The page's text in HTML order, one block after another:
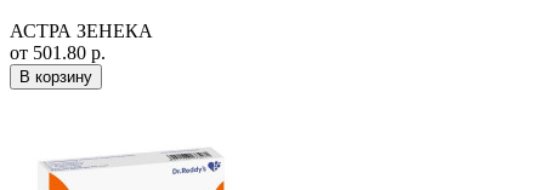
АСТРА ЗЕНЕКА
от 501.80 р.
В корзину